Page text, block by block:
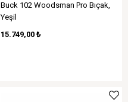
Buck 102 Woodsman Pro Bıçak,
Yeşil
15.749,00 ₺